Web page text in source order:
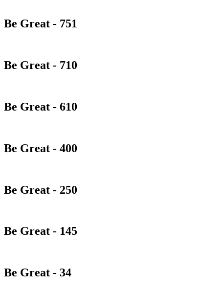
Be Great - 751
Be Great - 710
Be Great - 610
Be Great - 400
Be Great - 250
Be Great - 145
Be Great - 34